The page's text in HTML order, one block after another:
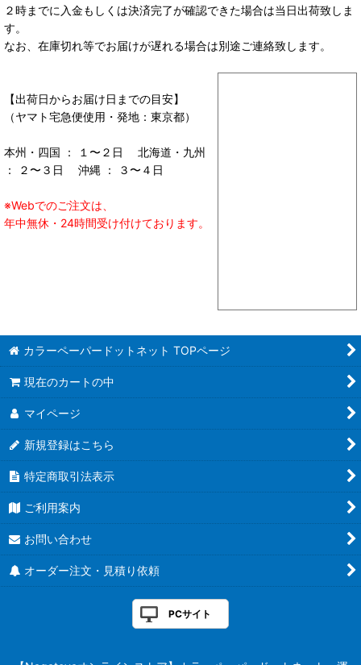
２時までに入金もしくは決済完了が確認できた場合は当日出荷致しま
す。
なお、在庫切れ等でお届けが遅れる場合は別途ご連絡致します。
【出荷日からお届け日までの目安】
（ヤマト宅急便使用・発地：東京都）
本州・四国 ： １〜２日 北海道・九州
： ２〜３日 沖縄 ： ３〜４日
※Webでのご注文は、
年中無休・24時間受け付けております。
カラーペーパードットネット TOPページ
現在のカートの中
マイページ
新規登録はこちら
特定商取引法表示
ご利用案内
お問い合わせ
オーダー注文・見積り依頼
PCサイト